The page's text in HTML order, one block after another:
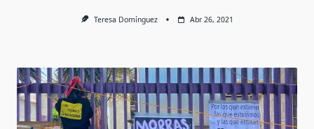
Teresa Domínguez Abr 26, 2021